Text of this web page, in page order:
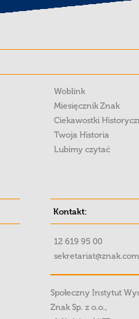
Woblink
Miesięcznik Znak
Ciekawostki
Twoja Historia
Lubimy czytać
Kontakt:
12 619 95 00
Społeczny Instytut
Znak Sp. z o.o.,